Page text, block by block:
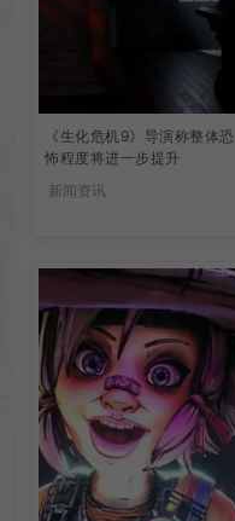
《生化危机9》导演称整体恐
怖程度将进一步提升
新闻资讯